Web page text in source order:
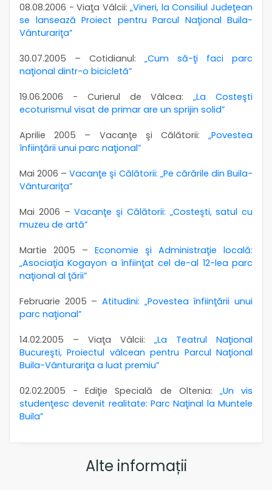
08.08.2006 - Viaţa Vâlcii: „Vineri, la Consiliul Judeţean
se lansează Proiect pentru Parcul Naţional Buila-
Vânturariţa”
30.07.2005 – Cotidianul: „Cum să-ţi faci parc
naţional dintr-o bicicletă”
19.06.2006 - Curierul de Vâlcea: „La Costeşti
ecoturismul visat de primar are un sprijin solid”
Aprilie 2005 – Vacanţe şi Călătorii: „Povestea
înfiinţării unui parc naţional”
Mai 2006 –Vacanţe şi Călătorii: „Pe cărările din Buila-
Vânturariţa”
Mai 2006 –Vacanţe şi Călătorii: „Costeşti, satul cu
muzeu de artă”
Martie 2005 – Economie şi Administraţie locală:
„Asociaţia Kogayon a înfiinţat cel de-al 12-lea parc
naţional al ţării”
Februarie 2005 – Atitudini: „Povestea înfiinţării unui
parc naţional”
14.02.2005 – Viaţa Vâlcii: „La Teatrul Naţional
Bucureşti, Proiectul vâlcean pentru Parcul Naţional
Buila-Vânturariţa a luat premiu”
02.02.2005 - Ediţie Specială de Oltenia: „Un vis
studenţesc devenit realitate: Parc Naţinal la Muntele
Buila”
Alte informații